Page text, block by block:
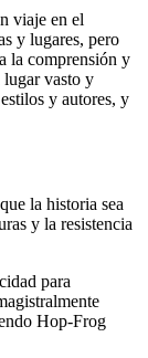
viaje en el
y lugares, pero
la comprensión y
vasto y
y autores, y
la historia sea
y la resistencia
para
Hop-Frog